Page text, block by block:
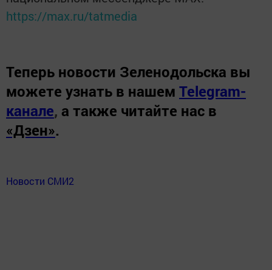
https://max.ru/tatmedia
Теперь новости Зеленодольска вы
можете узнать в нашем Telegram-
канале, а также читайте нас в
«Дзен».
Новости СМИ2